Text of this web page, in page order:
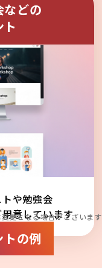
などの
や勉強会
意しています
更となる場合がございます
の例